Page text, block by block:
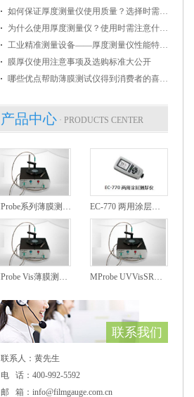
如何保证厚度测量仪使用质量？选择时需掌握哪些条件？
为什么使用厚度测量仪？使用时需注意什么？
工业精准测量设备——厚度测量仪性能特点介绍
膜厚仪使用注意事项及选购标准大公开
哪些优点帮助薄膜测试仪得到消费者的喜爱？
产品中心 · PRODUCTS CENTER
MProbe系列薄膜测厚仪 EC-770 两用涂层测厚仪
MProbe Vis薄膜测厚仪 MProbe UVVisSR薄膜测厚仪
联系我们
联系人：黄先生
电 话：400-992-5592
邮 箱：info@filmgauge.com.cn